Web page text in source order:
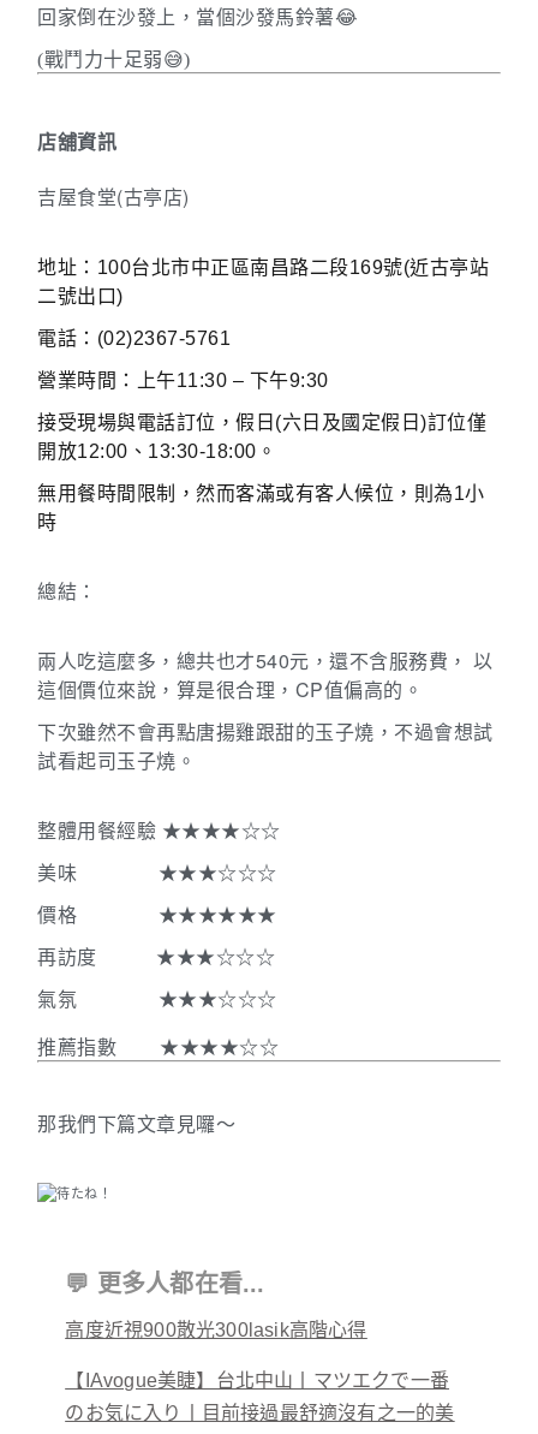
回家倒在沙發上，當個沙發馬鈴薯😂
(戰鬥力十足弱😅)
店舖資訊
吉屋食堂(古亭店)
地址： 100台北市中正區南昌路二段169號(近古亭站
二號出口)
電話： (02)2367-5761
營業時間：上午11:30 – 下午9:30
接受現場與電話訂位，假日 (六日及國定假日)訂位僅
開放12:00 、 13:30-18:00 。
無用餐時間限制，然而客滿或有客人候位，則為1小
時
總結：
兩人吃這麼多，總共也才540元，還不含服務費，
以
這個價位來說，算是很合理， CP值偏高的。
下次雖然不會再點唐揚雞跟甜的玉子燒，不過會想試
試看起司玉子燒。
整體用餐經驗 ★★★★☆☆
美味 ★★★☆☆☆
價格 ★★★★★★
再訪度 ★★★☆☆☆
氣氛 ★★★☆☆☆
推薦指數 ★★★★☆☆
那我們下篇文章見囉～
💬 更多人都在看...
高度近視900散光300lasik高階心得
【IAvogue美睫】台北中山丨マツエクで一番
のお気に入り丨目前接過最舒適沒有之一的美